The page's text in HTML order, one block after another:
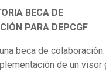
BECA DE
PARA DEPCGF
beca de colaboración:
de un visor